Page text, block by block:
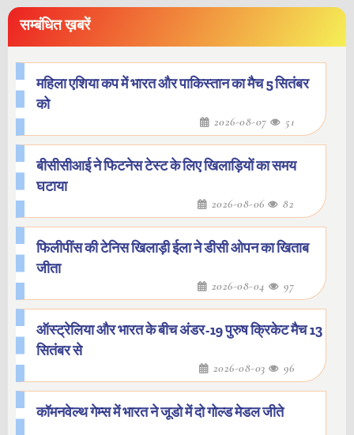
सम्बंधित ख़बरें
महिला एशिया कप में भारत और पाकिस्तान का मैच 5 सितंबर
को
2026-08-07 51
बीसीसीआई ने फिटनेस टेस्ट के लिए खिलाड़ियों का समय
घटाया
2026-08-06 82
फिलीपींस की टेनिस खिलाड़ी ईला ने डीसी ओपन का खिताब
जीता
2026-08-04 97
ऑस्ट्रेलिया और भारत के बीच अंडर-19 पुरुष क्रिकेट मैच 13
सितंबर से
2026-08-03 96
कॉमनवेल्थ गेम्स में भारत ने जूडो में दो गोल्ड मेडल जीते